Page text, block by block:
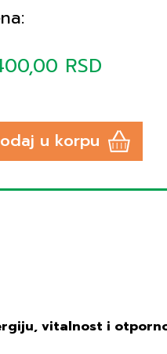
RSD
u korpu
vitalnost i